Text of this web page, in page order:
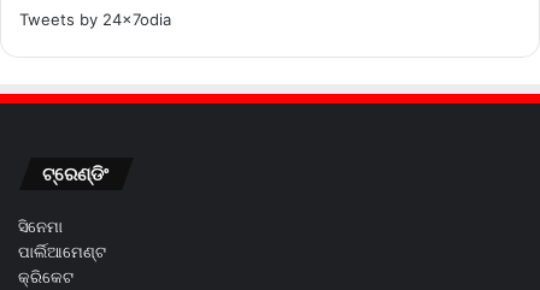
Tweets by 24x7odia
ଟ୍ରେଣ୍ଡିଂ
ସିନେମା
ପାର୍ଲିଆମେଣ୍ଟ
କ୍ରିକେଟ